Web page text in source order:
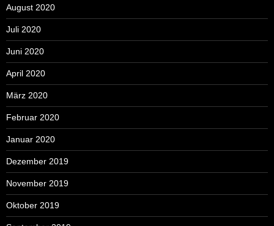
August 2020
Juli 2020
Juni 2020
April 2020
März 2020
Februar 2020
Januar 2020
Dezember 2019
November 2019
Oktober 2019